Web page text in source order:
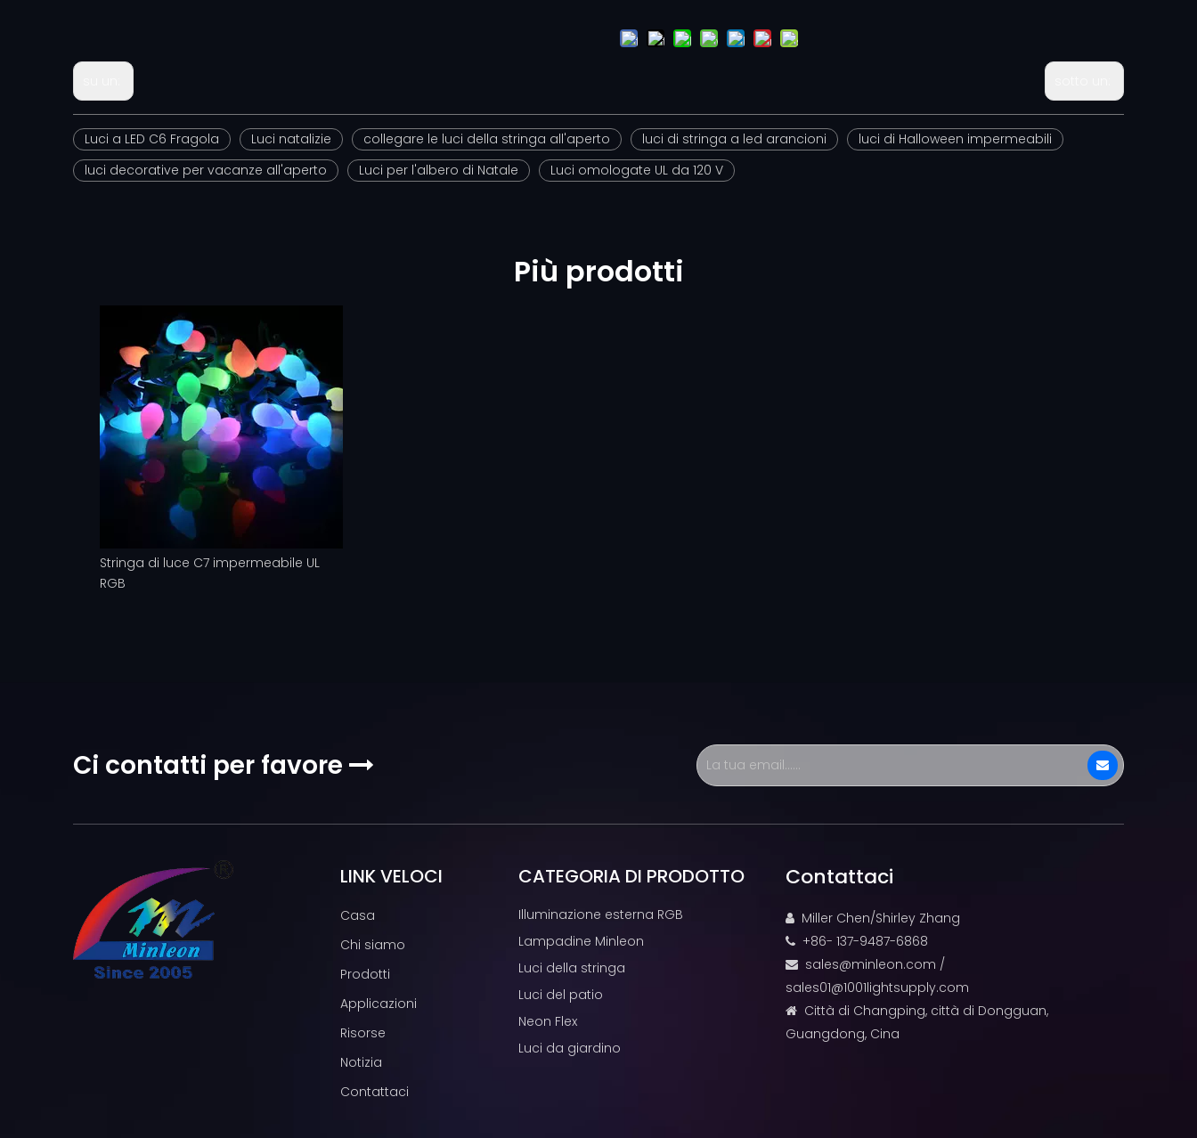
Luci a LED C6 Fragola Luci natalizie collegare le luci della stringa all'aperto luci di stringa a led arancioni
luci di Halloween impermeabili
luci decorative per vacanze all'aperto
Luci per l'albero di Natale Luci omologate UL da 120 V
Più prodotti
Stringa di luce C7 impermeabile UL
RGB
Ci contatti per favore 
LINK VELOCI
Casa
Chi siamo
Prodotti
Applicazioni
Risorse
Notizia
Contattaci
CATEGORIA DI PRODOTTO
Illuminazione esterna RGB
Lampadine Minleon
Luci della stringa
Luci del patio
Neon Flex
Luci da giardino
Contattaci
 Miller Chen/Shirley Zhang
 +86- 137-9487-6868
 sales@minleon.com /
sales01@1001lightsupply.com

Città di Changping, città di Dongguan,
Guangdong, Cina